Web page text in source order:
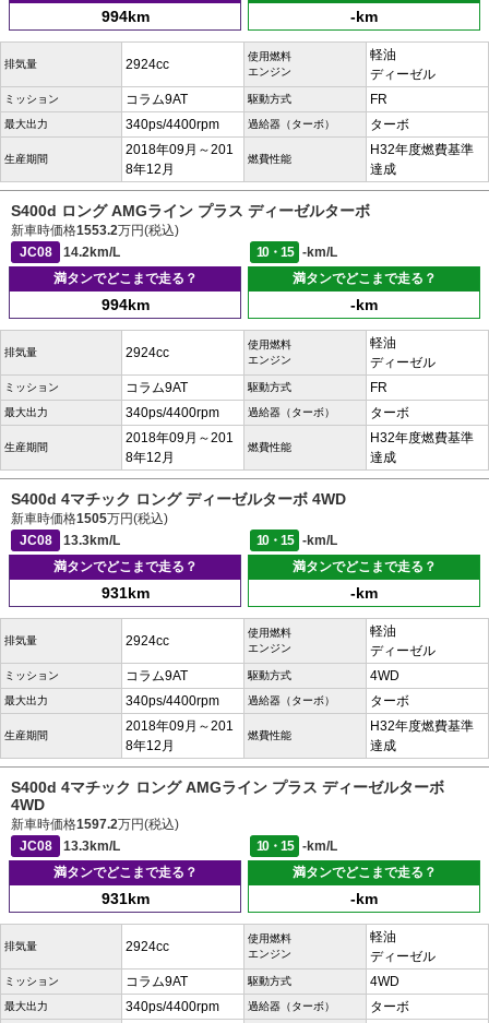
994km -km
排気量 2924cc
使用燃料
エンジン
軽油
ディーゼル
ミッション コラム9AT 駆動方式 FR
最大出力 340ps/4400rpm 過給器（ターボ） ターボ
生産期間
2018年09月～201
8年12月
燃費性能
H32年度燃費基準
達成
S400d ロング AMGライン プラス ディーゼルターボ
新車時価格1553.2万円(税込)
JC08
14.2km/L 10・15
-km/L
満タンでどこまで走る？
994km
満タンでどこまで走る？
-km
排気量 2924cc
使用燃料
エンジン
軽油
ディーゼル
ミッション コラム9AT 駆動方式 FR
最大出力 340ps/4400rpm 過給器（ターボ） ターボ
生産期間
2018年09月～201
8年12月
燃費性能
H32年度燃費基準
達成
S400d 4マチック ロング ディーゼルターボ 4WD
新車時価格1505万円(税込)
JC08
13.3km/L 10・15
-km/L
満タンでどこまで走る？
931km
満タンでどこまで走る？
-km
排気量 2924cc
使用燃料
エンジン
軽油
ディーゼル
ミッション コラム9AT 駆動方式 4WD
最大出力 340ps/4400rpm 過給器（ターボ） ターボ
生産期間
2018年09月～201
8年12月
燃費性能
H32年度燃費基準
達成
S400d 4マチック ロング AMGライン プラス ディーゼルターボ
4WD
新車時価格1597.2万円(税込)
JC08
13.3km/L 10・15
-km/L
満タンでどこまで走る？
931km
満タンでどこまで走る？
-km
排気量 2924cc
使用燃料
エンジン
軽油
ディーゼル
ミッション コラム9AT 駆動方式 4WD
最大出力 340ps/4400rpm 過給器（ターボ） ターボ